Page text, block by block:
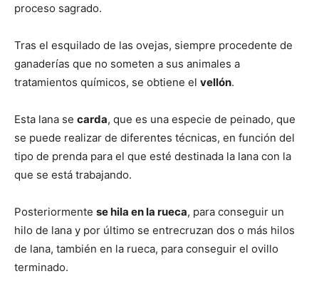
proceso sagrado.
Tras el esquilado de las ovejas, siempre procedente de
ganaderías que no someten a sus animales a
tratamientos químicos, se obtiene el vellón.
Esta lana se carda, que es una especie de peinado, que
se puede realizar de diferentes técnicas, en función del
tipo de prenda para el que esté destinada la lana con la
que se está trabajando.
Posteriormente se hila en la rueca, para conseguir un
hilo de lana y por último se entrecruzan dos o más hilos
de lana, también en la rueca, para conseguir el ovillo
terminado.